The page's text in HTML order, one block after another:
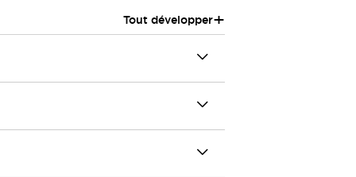
Tout développer+